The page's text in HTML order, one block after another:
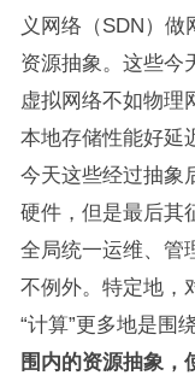
义网络（SDN）
资源抽象。这些今
虚拟网络不如物理
本地存储性能好延
今天这些经过抽象
硬件，但是最后其
全局统一运维、管
不例外。特定地，
“计算”更多地是围
围内的资源抽象，